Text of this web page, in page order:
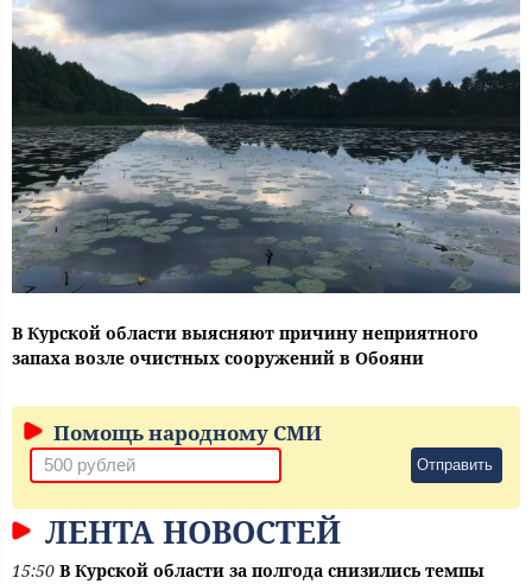
В Курской области выясняют причину неприятного
запаха возле очистных сооружений в Обояни
Помощь народному СМИ
Отправить
ЛЕНТА НОВОСТЕЙ
15:50 В Курской области за полгода снизились темпы